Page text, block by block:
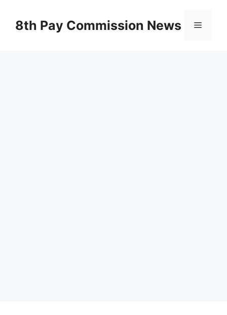
content8th Pay Commission News Menu